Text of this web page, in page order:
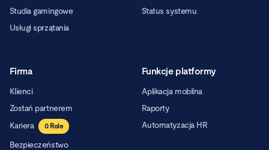
Studia gamingowe
Usługi sprzątania
Status systemu
Firma
Klienci
Zostań partnerem
Kariera
0Role
Bezpieczeństwo
Funkcje platformy
Aplikacja mobilna
Raporty
Automatyzacja HR